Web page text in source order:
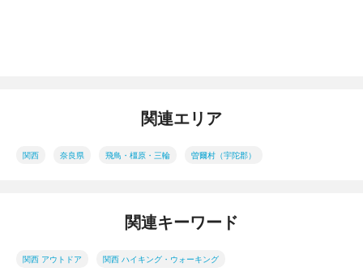
関連エリア
関西 奈良県 飛鳥・橿原・三輪 曽爾村（宇陀郡）
関連キーワード
関西 アウトドア 関西 ハイキング・ウォーキング